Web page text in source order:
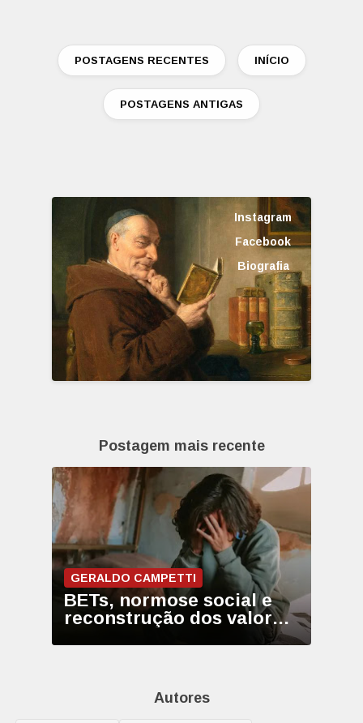
POSTAGENS RECENTES INÍCIO
POSTAGENS ANTIGAS
Instagram
Facebook
Biografia
Postagem mais recente
GERALDO CAMPETTI
BETs, normose social e
reconstrução dos valores
Autores